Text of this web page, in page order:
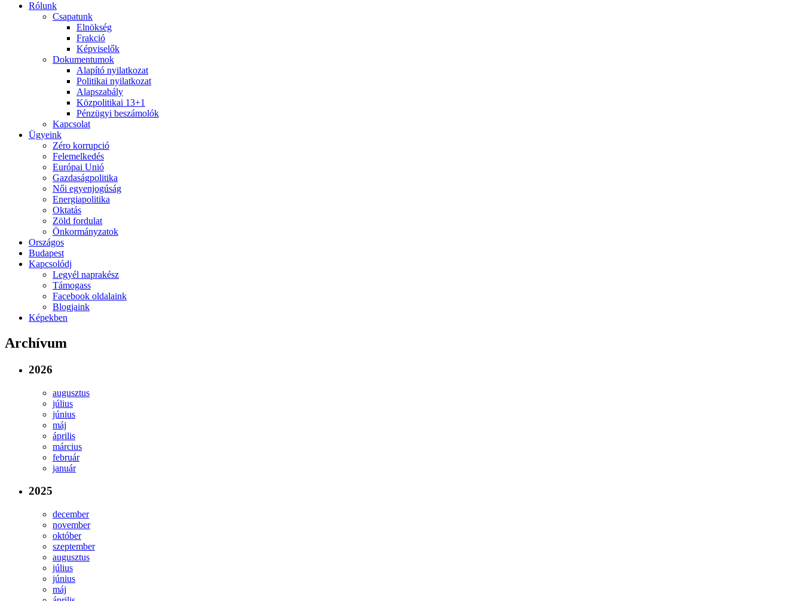
Rólunk
Csapatunk
Elnökség
Frakció
Képviselők
Dokumentumok
Alapító nyilatkozat
Politikai nyilatkozat
Alapszabály
Közpolitikai 13+1
Pénzügyi beszámolók
Kapcsolat
Ügyeink
Zéro korrupció
Felemelkedés
Európai Unió
Gazdaságpolitika
Női egyenjogúság
Energiapolitika
Oktatás
Zöld fordulat
Önkormányzatok
Országos
Budapest
Kapcsolódj
Legyél naprakész
Támogass
Facebook oldalaink
Blogjaink
Képekben
Archívum
2026
augusztus
július
június
máj
április
március
február
január
2025
december
november
október
szeptember
augusztus
július
június
máj